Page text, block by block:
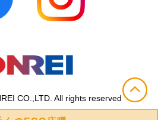
CO.,LTD. All rights reserved